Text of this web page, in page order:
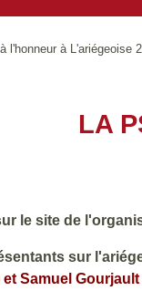
à l'honneur à L'ariégeoise
LA
le site de
sur
Samuel